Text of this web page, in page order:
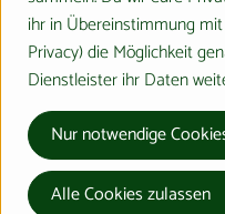
Veranstaltungen
Info
Info
ihr in Übereinstimmung
Privacy) die Möglichkeit
Dienstleister ihr Daten
Nur notwendige
Alle Cookies zulassen